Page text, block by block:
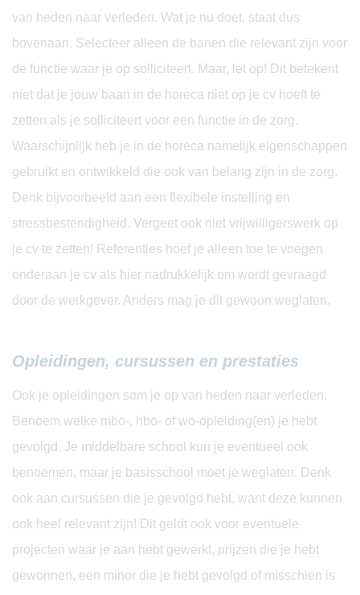
van heden naar verleden. Wat je nu doet, staat dus
bovenaan. Selecteer alleen de banen die relevant zijn voor
de functie waar je op solliciteert. Maar, let op! Dit betekent
niet dat je jouw baan in de horeca niet op je cv hoeft te
zetten als je solliciteert voor een functie in de zorg.
Waarschijnlijk heb je in de horeca namelijk eigenschappen
gebruikt en ontwikkeld die ook van belang zijn in de zorg.
Denk bijvoorbeeld aan een flexibele instelling en
stressbestendigheid. Vergeet ook niet vrijwilligerswerk op
je cv te zetten! Referenties hoef je alleen toe te voegen
onderaan je cv als hier nadrukkelijk om wordt gevraagd
door de werkgever. Anders mag je dit gewoon weglaten.
Opleidingen, cursussen en prestaties
Ook je opleidingen som je op van heden naar verleden.
Benoem welke mbo-, hbo- of wo-opleiding(en) je hebt
gevolgd. Je middelbare school kun je eventueel ook
benoemen, maar je basisschool moet je weglaten. Denk
ook aan cursussen die je gevolgd hebt, want deze kunnen
ook heel relevant zijn! Dit geldt ook voor eventuele
projecten waar je aan hebt gewerkt, prijzen die je hebt
gewonnen, een minor die je hebt gevolgd of misschien is